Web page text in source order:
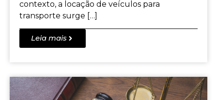
contexto, a locação de veículos para
transporte surge […]
Leia mais